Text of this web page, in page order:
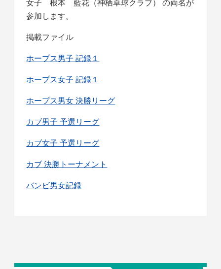
女子 根本 藍花（神栖卓球クラブ） の両名が
参加します。
掲載ファイル
ホープス男子 記録１
ホープス女子 記録１
ホープス男女 決勝リーグ
カブ男子 予選リーグ
カブ女子 予選リーグ
カブ 決勝トーナメント
バンビ男女記録